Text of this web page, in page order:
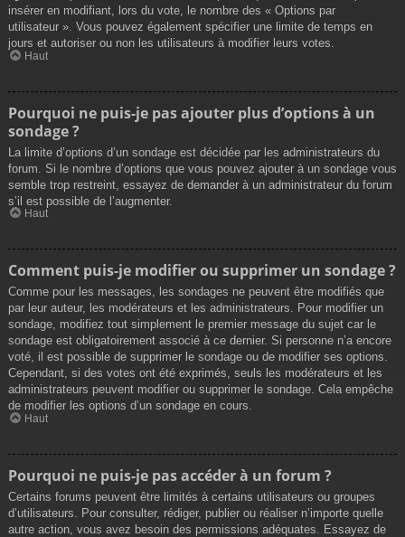
insérer en modifiant, lors du vote, le nombre des « Options par
utilisateur ». Vous pouvez également spécifier une limite de temps en
jours et autoriser ou non les utilisateurs à modifier leurs votes.
Haut
Pourquoi ne puis-je pas ajouter plus d’options à un
sondage ?
La limite d’options d’un sondage est décidée par les administrateurs du
forum. Si le nombre d’options que vous pouvez ajouter à un sondage vous
semble trop restreint, essayez de demander à un administrateur du forum
s’il est possible de l’augmenter.
Haut
Comment puis-je modifier ou supprimer un sondage ?
Comme pour les messages, les sondages ne peuvent être modifiés que
par leur auteur, les modérateurs et les administrateurs. Pour modifier un
sondage, modifiez tout simplement le premier message du sujet car le
sondage est obligatoirement associé à ce dernier. Si personne n’a encore
voté, il est possible de supprimer le sondage ou de modifier ses options.
Cependant, si des votes ont été exprimés, seuls les modérateurs et les
administrateurs peuvent modifier ou supprimer le sondage. Cela empêche
de modifier les options d’un sondage en cours.
Haut
Pourquoi ne puis-je pas accéder à un forum ?
Certains forums peuvent être limités à certains utilisateurs ou groupes
d’utilisateurs. Pour consulter, rédiger, publier ou réaliser n’importe quelle
autre action, vous avez besoin des permissions adéquates. Essayez de